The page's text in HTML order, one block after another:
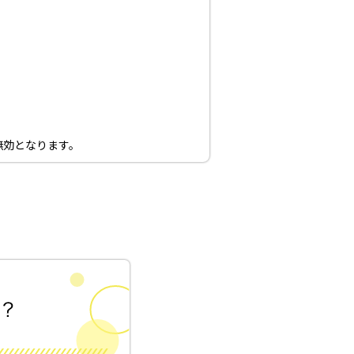
となります。